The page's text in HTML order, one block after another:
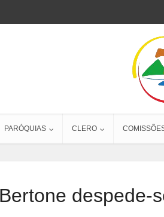
PARÓQUIAS CLERO
despede-